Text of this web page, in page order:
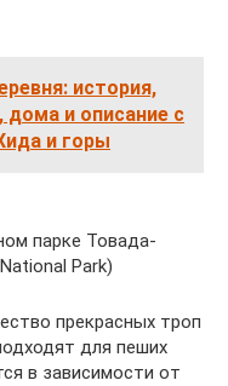
история,
и описание с
и горы
парке Товада-
Park)
прекрасных троп
для пеших
в зависимости от